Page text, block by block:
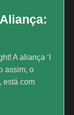
A aliança ‘I
assim, o
está com